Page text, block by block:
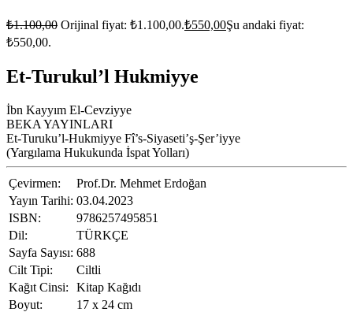
₺1.100,00 Orijinal fiyat: ₺1.100,00.₺550,00Şu andaki fiyat:
₺550,00.
Et-Turukul’l Hukmiyye
İbn Kayyım El-Cevziyye
BEKA YAYINLARI
Et-Turuku’l-Hukmiyye Fî’s-Siyaseti’ş-Şer’iyye
(Yargılama Hukukunda İspat Yolları)
Çevirmen:
Prof.Dr. Mehmet Erdoğan
Yayın Tarihi: 03.04.2023
ISBN:
9786257495851
Dil:
TÜRKÇE
Sayfa Sayısı: 688
Cilt Tipi:
Ciltli
Kağıt Cinsi:
Kitap Kağıdı
Boyut:
17 x 24 cm